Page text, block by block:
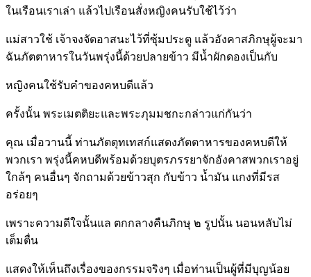
ในเรือนเราเล่า แล้วไปเรือนสั่งหญิงคนรับใช้ไว้ว่า
แม่สาวใช้ เจ้าจงจัดอาสนะไว้ที่ซุ้มประตู แล้วอังคาสภิกษุผู้จะมา
ฉันภัตตาหารในวันพรุ่งนี้ด้วยปลายข้าว มีน้ำผักดองเป็นกับ
หญิงคนใช้รับคำของคหบดีแล้ว
ครั้งนั้น พระเมตติยะและพระภุมมชกะกล่าวแก่กันว่า
คุณ เมื่อวานนี้ ท่านภัตตุทเทสก์แสดงภัตตาหารของคหบดีให้
พวกเรา พรุ่งนี้คหบดีพร้อมด้วยบุตรภรรยาจักอังคาสพวกเราอยู่
ใกล้ๆ คนอื่นๆ จักถามด้วยข้าวสุก กับข้าว น้ำมัน แกงที่มีรส
อร่อยๆ
เพราะความดีใจนั้นแล ตกกลางคืนภิกษุ ๒ รูปนั้น นอนหลับไม่
เต็มตื่น
แสดงให้เห็นถึงเรื่องของกรรมจริงๆ เมื่อท่านเป็นผู้ที่มีบุญน้อย